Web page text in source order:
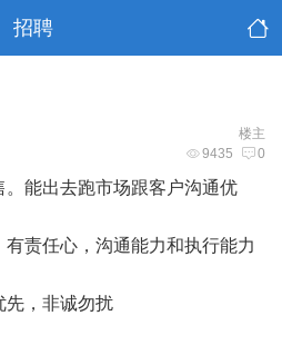
招聘
楼主
9435 0
能出去跑市场跟客户沟通优
责任心，沟通能力和执行能力
先，非诚勿扰